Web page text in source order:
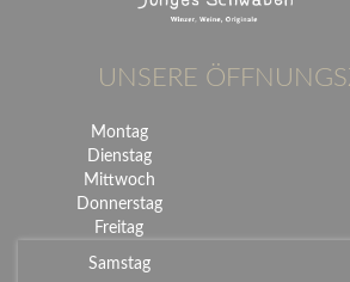
UNSERE
Montag
Dienstag
Mittwoch
Donnerstag
Freitag
Samstag